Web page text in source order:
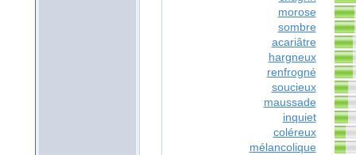
morose
sombre
acariâtre
hargneux
renfrogné
soucieux
maussade
inquiet
coléreux
mélancolique